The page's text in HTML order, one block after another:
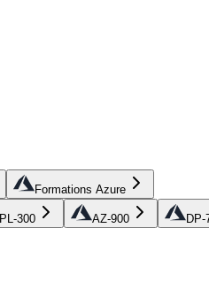
Formations Azure
PL-300 AZ-900 DP-